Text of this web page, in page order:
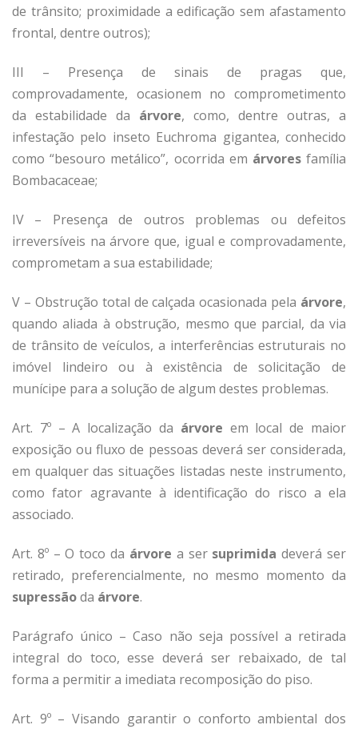
de trânsito; proximidade a edificação sem afastamento
frontal, dentre outros);
III – Presença de sinais de pragas que,
comprovadamente, ocasionem no comprometimento
da estabilidade da árvore, como, dentre outras, a
infestação pelo inseto Euchroma gigantea, conhecido
como “besouro metálico”, ocorrida em árvoresfamília
Bombacaceae;
IV – Presença de outros problemas ou defeitos
irreversíveis na árvore que, igual e comprovadamente,
comprometam a sua estabilidade;
V – Obstrução total de calçada ocasionada pela árvore,
quando aliada à obstrução, mesmo que parcial, da via
de trânsito de veículos, a interferências estruturais no
imóvel lindeiro ou à existência de solicitação de
munícipe para a solução de algum destes problemas.
Art. 7º – A localização da árvore em local de maior
exposição ou fluxo de pessoas deverá ser considerada,
em qualquer das situações listadas neste instrumento,
como fator agravante à identificação do risco a ela
associado.
Art. 8º – O toco da árvore a sersuprimida deverá ser
retirado, preferencialmente, no mesmo momento da
supressãoda árvore.
Parágrafo único – Caso não seja possível a retirada
integral do toco, esse deverá ser rebaixado, de tal
forma a permitir a imediata recomposição do piso.
Art. 9º – Visando garantir o conforto ambiental dos